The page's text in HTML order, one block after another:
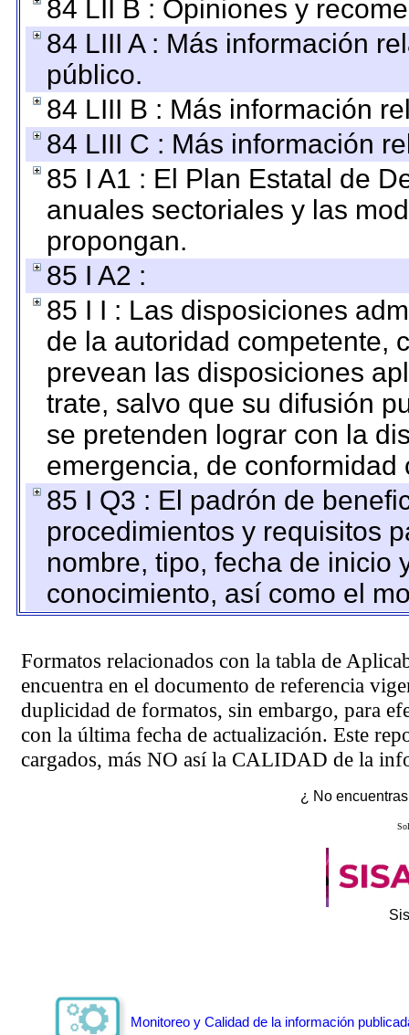
84 LII B : Opiniones y
84 LIII A : Más información
público.
84 LIII B : Más información
84 LIII C : Más información
85 I A1 : El Plan Estatal de
anuales sectoriales y las
propongan.
85 I A2 :
85 I I : Las disposiciones
de la autoridad competente,
prevean las disposiciones
trate, salvo que su difusión
se pretenden lograr con la
emergencia, de
85 I Q3 : El padrón de
procedimientos y requisitos
nombre, tipo, fecha de inicio
conocimiento, así como el
Formatos relacionados con la tabla de
encuentra en el documento de referencia
duplicidad de formatos, sin embargo, para
con la última fecha de actualización. Este
cargados, más NO así la CALIDAD de la
¿ No
Monitoreo y Calidad de la información